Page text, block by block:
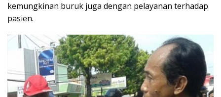
kemungkinan buruk juga dengan pelayanan terhadap
pasien.